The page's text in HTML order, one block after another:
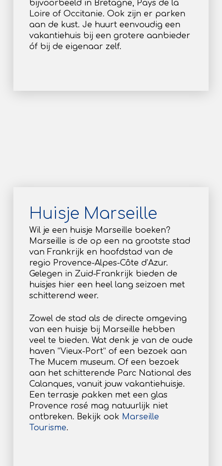
bijvoorbeeld in Bretagne, Pays de la
Loire of Occitanie. Ook zijn er parken
aan de kust. Je huurt eenvoudig een
vakantiehuis bij een grotere aanbieder
óf bij de eigenaar zelf.
Huisje Marseille
Wil je een huisje Marseille boeken?
Marseille is de op een na grootste stad
van Frankrijk en hoofdstad van de
regio Provence-Alpes-Côte d’Azur.
Gelegen in Zuid-Frankrijk bieden de
huisjes hier een heel lang seizoen met
schitterend weer.
Zowel de stad als de directe omgeving
van een huisje bij Marseille hebben
veel te bieden. Wat denk je van de oude
haven “Vieux-Port” of een bezoek aan
The Mucem museum. Of een bezoek
aan het schitterende Parc National des
Calanques, vanuit jouw vakantiehuisje.
Een terrasje pakken met een glas
Provence rosé mag natuurlijk niet
ontbreken. Bekijk ook Marseille
Tourisme.